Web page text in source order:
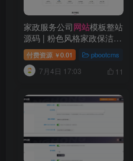
家政服务公司网站模板整站
源码 | 粉色风格家政保洁企
业官网 PHP 源码带预约功
能付费资源 ￥0.01 pbootcms
7月4日 17:03 11